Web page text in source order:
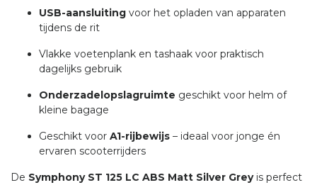
USB-aansluiting voor het opladen van apparaten
tijdens de rit
Vlakke voetenplank en tashaak voor praktisch
dagelijks gebruik
Onderzadelopslagruimte geschikt voor helm of
kleine bagage
Geschikt voor A1-rijbewijs – ideaal voor jonge én
ervaren scooterrijders
De Symphony ST 125 LC ABS Matt Silver Greyis perfect